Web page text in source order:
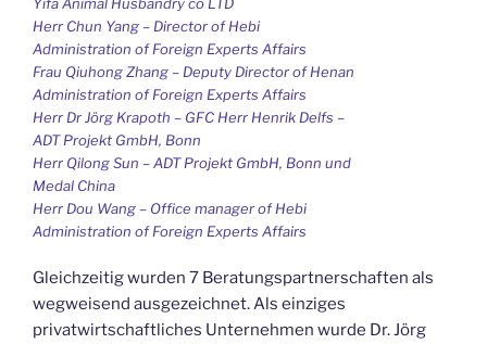
Yifa Animal Husbandry co LTD
Herr Chun Yang – Director of Hebi
Administration of Foreign Experts Affairs
Frau Qiuhong Zhang – Deputy Director of Henan
Administration of Foreign Experts Affairs
Herr Dr Jörg Krapoth – GFC Herr Henrik Delfs –
ADT Projekt GmbH, Bonn
Herr Qilong Sun – ADT Projekt GmbH, Bonn und
Medal China
Herr Dou Wang – Office manager of Hebi
Administration of Foreign Experts Affairs
Gleichzeitig wurden 7 Beratungspartnerschaften als
wegweisend ausgezeichnet. Als einziges
privatwirtschaftliches Unternehmen wurde Dr. Jörg